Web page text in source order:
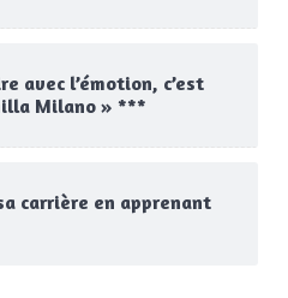
avec l’émotion, c’est
Milano » ***
carrière en apprenant